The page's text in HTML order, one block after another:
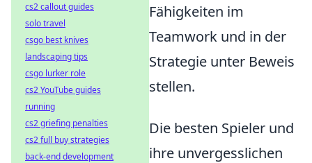
Fähigkeiten im
Teamwork und in der
Strategie unter Beweis
stellen.
Die besten Spieler und
ihre unvergesslichen
cs2 callout guides
solo travel
csgo best knives
landscaping tips
csgo lurker role
cs2 YouTube guides
running
cs2 griefing penalties
cs2 full buy strategies
back-end development